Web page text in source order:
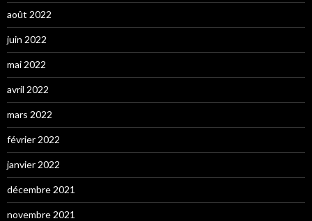
août 2022
juin 2022
mai 2022
avril 2022
mars 2022
février 2022
janvier 2022
décembre 2021
novembre 2021